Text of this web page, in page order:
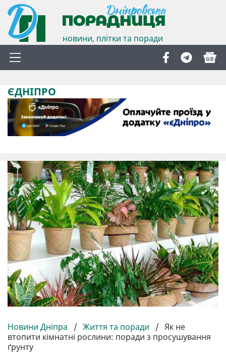
новини, плітки та поради
ЄДНІПРО
Новини Дніпра / Життя та поради / Як не
втопити кімнатні рослини: поради з просушування
ґрунту